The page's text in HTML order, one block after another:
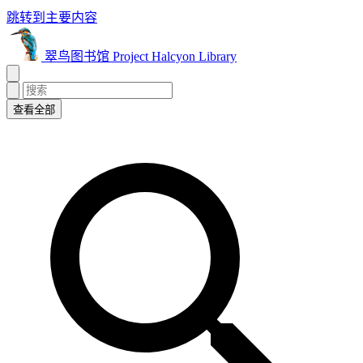
跳转到主要内容
翠鸟图书馆 Project Halcyon Library
查看全部